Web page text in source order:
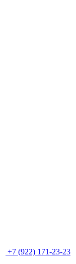
+7 (922) 171-23-23